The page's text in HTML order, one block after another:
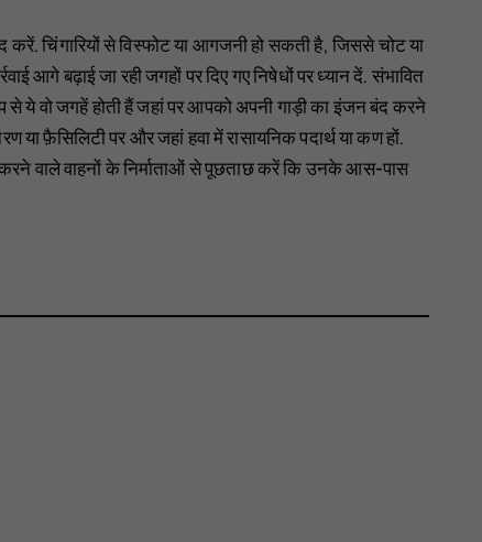
चिंगारियों से विस्फोट या आगजनी हो सकती है, जिससे चोट या
आगे बढ़ाई जा रही जगहों पर दिए गए निषेधों पर ध्यान दें. संभावित
ये वो जगहें होती हैं जहां पर आपको अपनी गाड़ी का इंजन बंद करने
या फ़ैसिलिटी पर और जहां हवा में रासायनिक पदार्थ या कण हों.
वाले वाहनों के निर्माताओं से पूछताछ करें कि उनके आस-पास